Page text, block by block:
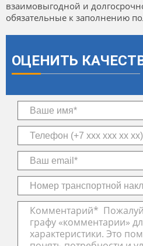
взаимовыгодной и
обязательные к заполнению
ОЦЕНИТЬ